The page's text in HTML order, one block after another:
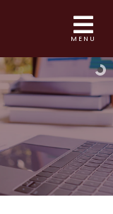
MENU